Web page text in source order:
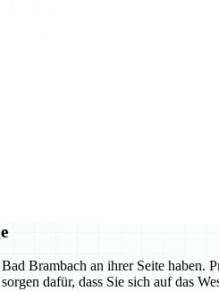
Brambach an ihrer Seite haben.
dafür, dass Sie sich auf das